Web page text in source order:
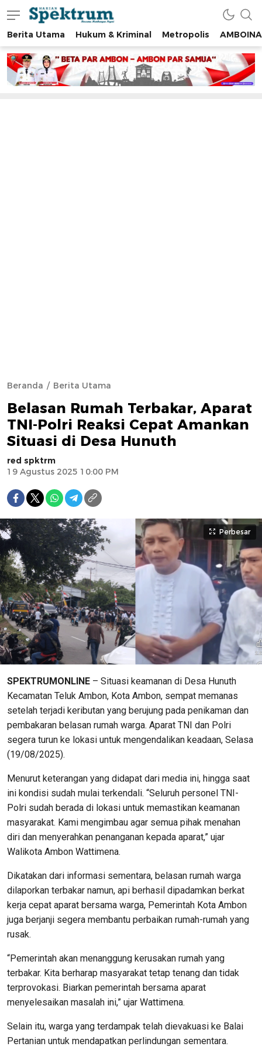
spektrumonline.com
Berita Utama Hukum & Kriminal Metropolis AMBOINA
Beranda Berita Utama
Belasan Rumah Terbakar, Aparat
TNI-Polri Reaksi Cepat Amankan
Situasi di Desa Hunuth
red spktrm
19 Agustus 2025 10:00 PM
Perbesar
SPEKTRUMONLINE – Situasi keamanan di Desa Hunuth
Kecamatan Teluk Ambon, Kota Ambon, sempat memanas
setelah terjadi keributan yang berujung pada penikaman dan
pembakaran belasan rumah warga. Aparat TNI dan Polri
segera turun ke lokasi untuk mengendalikan keadaan, Selasa
(19/08/2025).
Menurut keterangan yang didapat dari media ini, hingga saat
ini kondisi sudah mulai terkendali. “Seluruh personel TNI-
Polri sudah berada di lokasi untuk memastikan keamanan
masyarakat. Kami mengimbau agar semua pihak menahan
diri dan menyerahkan penanganan kepada aparat,” ujar
Walikota Ambon Wattimena.
Dikatakan dari informasi sementara, belasan rumah warga
dilaporkan terbakar namun, api berhasil dipadamkan berkat
kerja cepat aparat bersama warga, Pemerintah Kota Ambon
juga berjanji segera membantu perbaikan rumah-rumah yang
rusak.
“Pemerintah akan menanggung kerusakan rumah yang
terbakar. Kita berharap masyarakat tetap tenang dan tidak
terprovokasi. Biarkan pemerintah bersama aparat
menyelesaikan masalah ini,” ujar Wattimena.
Selain itu, warga yang terdampak telah dievakuasi ke Balai
Pertanian untuk mendapatkan perlindungan sementara.